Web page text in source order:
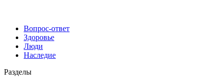
Вопрос-ответ
Здоровье
Люди
Наследие
Разделы